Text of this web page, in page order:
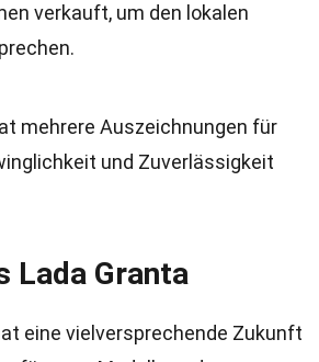
verkauft, um den lokalen
mehrere Auszeichnungen für
und Zuverlässigkeit
Lada Granta
eine vielversprechende Zukunft